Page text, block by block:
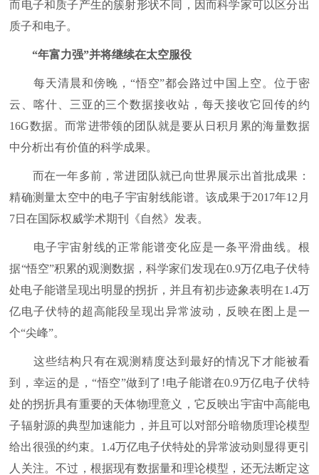
而电子和质子产生的簇射形状不同，因而科学家可以区分出
质子和电子。
“年富力强”并将继续在太空服役
每天清晨和傍晚，“悟空”都会路过中国上空。位于密
云、喀什、三亚的三个数据接收站，每天接收它回传的约
16G数据。而常进带领的团队就是要从日积月累的海量数据
中分析出有价值的科学成果。
而在一年多前，常进团队就已向世界展示出首批成果：
精确测量太空中的电子宇宙射线能谱。该成果于2017年12月
7日在国际权威学术期刊《自然》发表。
电子宇宙射线的正常能谱变化应是一条平滑曲线。根
据“悟空”积累的观测数据，科学家们发现在0.9万亿电子伏特
处电子能谱呈现出明显的拐折，并且有初步迹象表明在1.4万
亿电子伏特的超高能段呈现出异常波动，反映在图上是一
个“尖峰”。
这些结构只有在观测精度达到最好的情况下才能被看
到，幸运的是，“悟空”做到了!电子能谱在0.9万亿电子伏特
处的拐折具有重要的天体物理意义，它反映出宇宙中高能电
子辐射源的典型加速能力，并且可以对部分暗物质理论模型
给出很强的约束。1.4万亿电子伏特处的异常波动则显得更引
人关注。不过，根据现有数据量和理论模型，还无法断定这